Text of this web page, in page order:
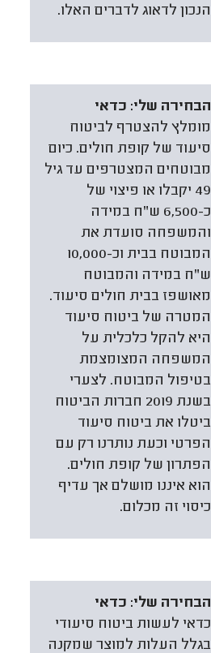
הנכון לדאוג לדברים האלו.
הבחירה שלי: כדאי
מומלץ להצטרף לביטוח
סיעוד של קופת חולים. כיום
מבוטחים המצטרפים עד גיל
49 יקבלו או פיצוי של
כ-6,500 ש"ח במידה
והמשפחה סועדת את
המבוטח בבית וכ-10,000
ש"ח במידה והמבוטח
מאושפז בבית חולים סיעוד.
המטרה של ביטוח סיעוד
היא להקל כלכלית על
המשפחה המצומצמת
בטיפול המבוטח. לצערי
בשנת 2019 חברות הביטוח
ביטלו את ביטוח סיעוד
הפרטי וכעת נותרנו רק עם
הפתרון של קופת חולים.
הוא איננו מושלם אך עדיף
כיסוי זה מכלום.
הבחירה שלי: כדאי
כדאי לעשות ביטוח סיעודי
בגלל העלות למוצר שמקנה